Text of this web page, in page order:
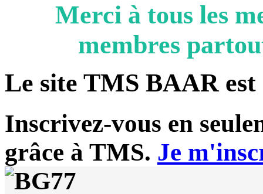
Merci à tous les
membres
Le site TMS BAAR est
Inscrivez-vous en
grâce à TMS. Je